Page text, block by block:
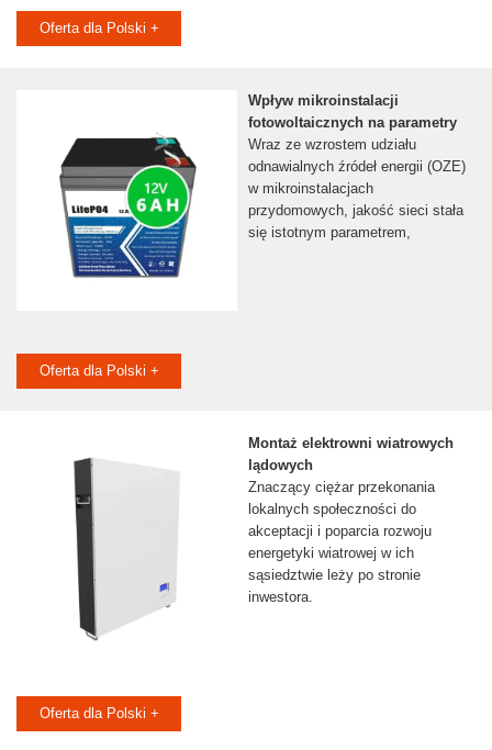
Oferta dla Polski +
Wpływ mikroinstalacji
fotowoltaicznych na parametry
Wraz ze wzrostem udziału
odnawialnych źródeł energii (OZE)
w mikroinstalacjach
przydomowych, jakość sieci stała
się istotnym parametrem,
Oferta dla Polski +
Montaż elektrowni wiatrowych
lądowych
Znaczący ciężar przekonania
lokalnych społeczności do
akceptacji i poparcia rozwoju
energetyki wiatrowej w ich
sąsiedztwie leży po stronie
inwestora.
Oferta dla Polski +